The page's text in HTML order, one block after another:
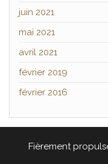
juin 2021
mai 2021
avril 2021
février 2019
février 2016
Fièrement